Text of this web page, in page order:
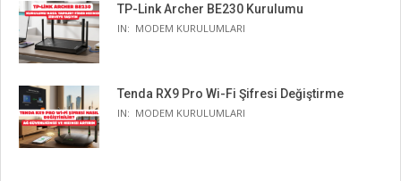
TP-Link Archer BE230 Kurulumu
IN: MODEM KURULUMLARI
Tenda RX9 Pro Wi-Fi Şifresi Değiştirme
IN: MODEM KURULUMLARI